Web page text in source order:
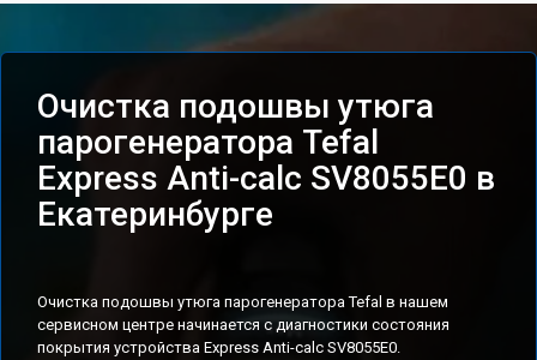
Очистка подошвы утюга
парогенератора Tefal
Express Anti-calc SV8055E0 в
Екатеринбурге
Очистка подошвы утюга парогенератора Tefal в нашем
сервисном центре начинается с диагностики состояния
покрытия устройства Express Anti-calc SV8055E0.